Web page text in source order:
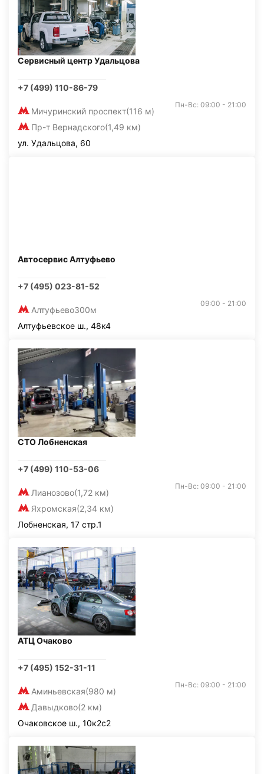
Сервисный центр Удальцова
+7 (499) 110-86-79
Мичуринский проспект(116 м)
Пр-т Вернадского(1,49 км)
Пн-Вс: 09:00 - 21:00
ул. Удальцова, 60
Автосервис Алтуфьево
+7 (495) 023-81-52
Алтуфьево300м
09:00 - 21:00
Алтуфьевское ш., 48к4
СТО Лобненская
+7 (499) 110-53-06
Лианозово(1,72 км)
Яхромская(2,34 км)
Пн-Вс: 09:00 - 21:00
Лобненская, 17 стр.1
АТЦ Очаково
+7 (495) 152-31-11
Аминьевская(980 м)
Давыдково(2 км)
Пн-Вс: 09:00 - 21:00
Очаковское ш., 10к2с2